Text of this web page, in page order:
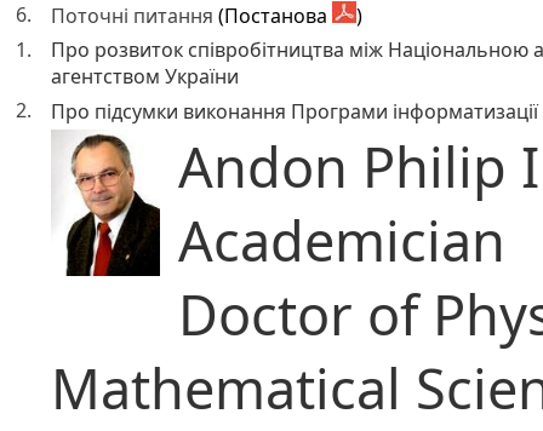
6.
Поточні питання (Постанова
)
1.
Про розвиток співробітництва між
агентством України
2.
Про підсумки виконання Програми
Andon Philip
Academician
Doctor of
Mathematical